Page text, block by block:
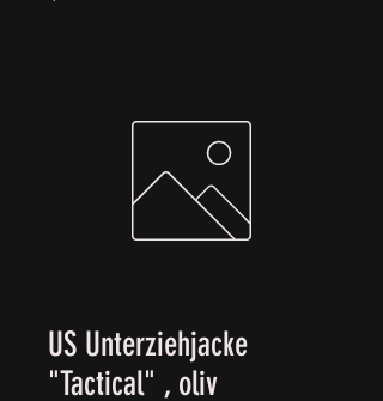
US Unterziehjacke
"Tactical" , oliv